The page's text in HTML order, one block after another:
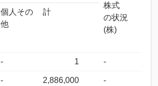
株式
の状況
(株)
個人その
他
計
- 1 -
- 2,886,000 -